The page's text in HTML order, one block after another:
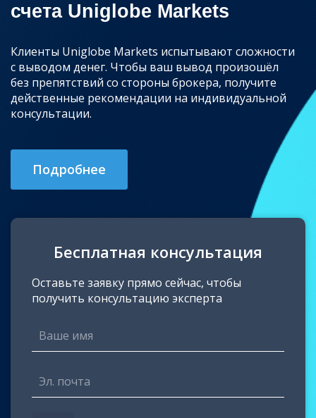
счета Uniglobe Markets
Клиенты Uniglobe Markets испытывают сложности
с выводом денег. Чтобы ваш вывод произошёл
без препятствий со стороны брокера, получите
действенные рекомендации на индивидуальной
консультации.
Подробнее
Бесплатная консультация
Оставьте заявку прямо сейчас, чтобы
получить консультацию эксперта